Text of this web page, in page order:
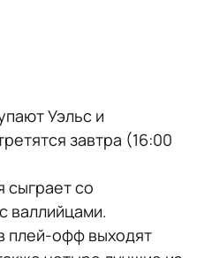
Уэльс и
завтра (16:00
сыграет со
валлийцами.
плей-офф выходят